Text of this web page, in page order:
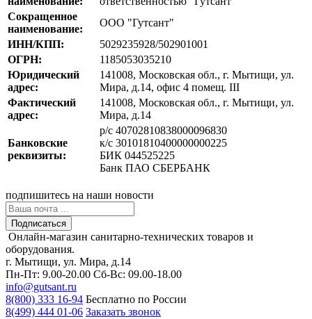
Сокращенное
наименование:
ООО "Гутсант"
ИНН/КПП:
5029235928/502901001
ОГРН:
1185053035210
Юридический
адрес:
141008, Московская обл., г. Мытищи, ул.
Мира, д.14, офис 4 помещ. III
Фактический
адрес:
141008, Московская обл., г. Мытищи, ул.
Мира, д.14
Банковские
реквизиты:
р/с 40702810838000096830
к/с 30101810400000000225
БИК 044525225
Банк ПАО СБЕРБАНК
подпишитесь на наши новости
Подписаться
Онлайн-магазин санитарно-технических товаров и
оборудования.
г. Мытищи, ул. Мира, д.14
Пн-Пт: 9.00-20.00 Сб-Вс: 09.00-18.00
info@gutsant.ru
8(800) 333 16-94 Бесплатно по России
8(499) 444 01-06 Заказать звонок